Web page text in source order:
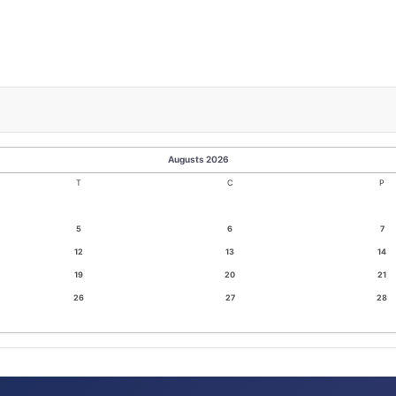
Augusts 2026
T C P
5 6 7
12 13 14
19 20 21
26 27 28